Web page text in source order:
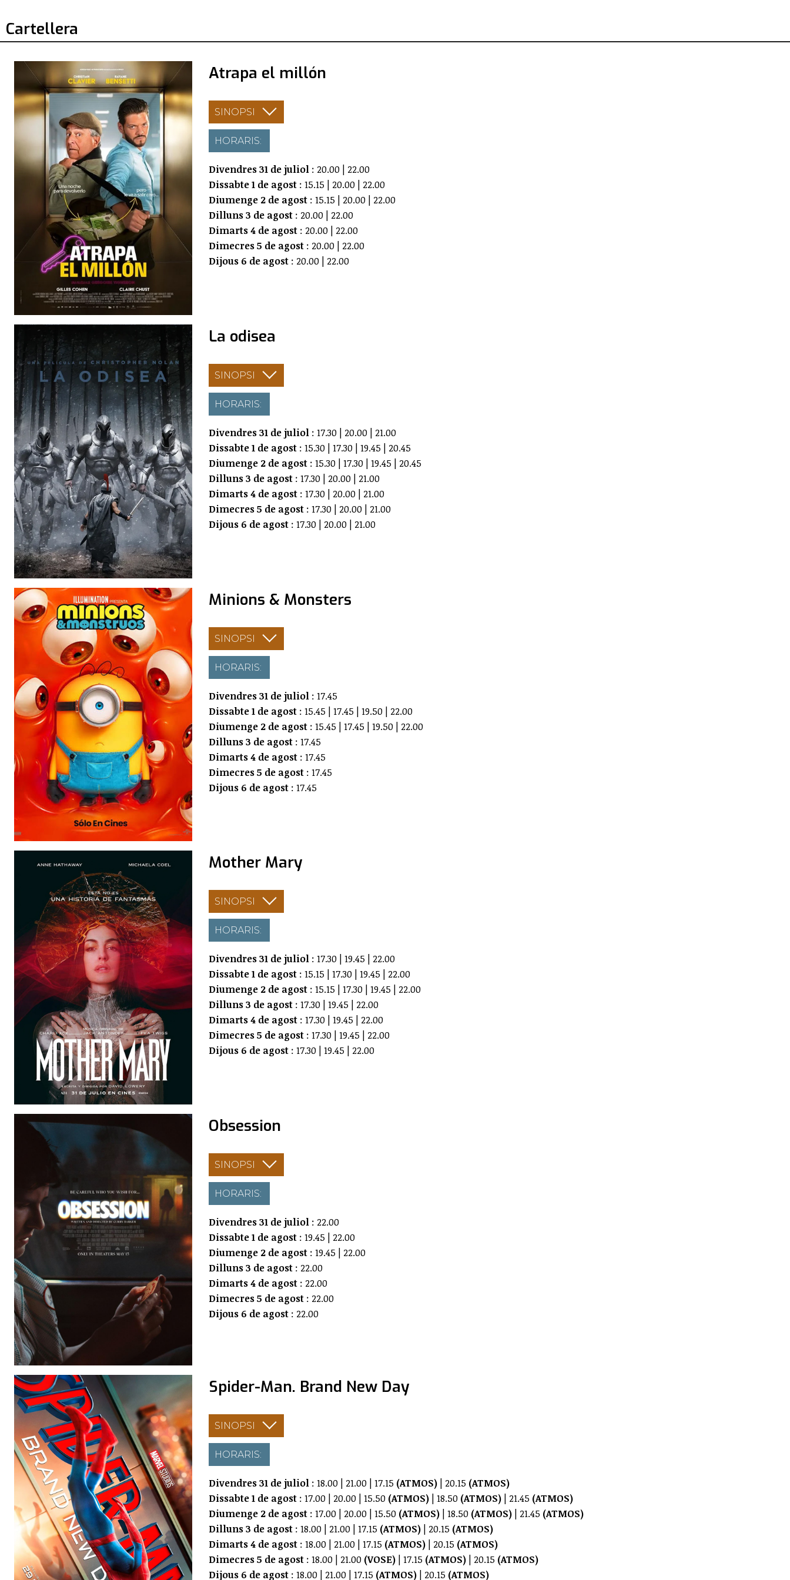
Cartellera
Atrapa el millón
SINOPSI
HORARIS:
Divendres 31 de juliol : 20.00 | 22.00
Dissabte 1 de agost : 15.15 | 20.00 | 22.00
Diumenge 2 de agost : 15.15 | 20.00 | 22.00
Dilluns 3 de agost : 20.00 | 22.00
Dimarts 4 de agost : 20.00 | 22.00
Dimecres 5 de agost : 20.00 | 22.00
Dijous 6 de agost : 20.00 | 22.00
La odisea
SINOPSI
HORARIS:
Divendres 31 de juliol : 17.30 | 20.00 | 21.00
Dissabte 1 de agost : 15.30 | 17.30 | 19.45 | 20.45
Diumenge 2 de agost : 15.30 | 17.30 | 19.45 | 20.45
Dilluns 3 de agost : 17.30 | 20.00 | 21.00
Dimarts 4 de agost : 17.30 | 20.00 | 21.00
Dimecres 5 de agost : 17.30 | 20.00 | 21.00
Dijous 6 de agost : 17.30 | 20.00 | 21.00
Minions & Monsters
SINOPSI
HORARIS:
Divendres 31 de juliol : 17.45
Dissabte 1 de agost : 15.45 | 17.45 | 19.50 | 22.00
Diumenge 2 de agost : 15.45 | 17.45 | 19.50 | 22.00
Dilluns 3 de agost : 17.45
Dimarts 4 de agost : 17.45
Dimecres 5 de agost : 17.45
Dijous 6 de agost : 17.45
Mother Mary
SINOPSI
HORARIS:
Divendres 31 de juliol : 17.30 | 19.45 | 22.00
Dissabte 1 de agost : 15.15 | 17.30 | 19.45 | 22.00
Diumenge 2 de agost : 15.15 | 17.30 | 19.45 | 22.00
Dilluns 3 de agost : 17.30 | 19.45 | 22.00
Dimarts 4 de agost : 17.30 | 19.45 | 22.00
Dimecres 5 de agost : 17.30 | 19.45 | 22.00
Dijous 6 de agost : 17.30 | 19.45 | 22.00
Obsession
SINOPSI
HORARIS:
Divendres 31 de juliol : 22.00
Dissabte 1 de agost : 19.45 | 22.00
Diumenge 2 de agost : 19.45 | 22.00
Dilluns 3 de agost : 22.00
Dimarts 4 de agost : 22.00
Dimecres 5 de agost : 22.00
Dijous 6 de agost : 22.00
Spider-Man. Brand New Day
SINOPSI
HORARIS:
Divendres 31 de juliol : 18.00 | 21.00 | 17.15 (ATMOS) | 20.15 (ATMOS)
Dissabte 1 de agost : 17.00 | 20.00 | 15.50 (ATMOS) | 18.50 (ATMOS) | 21.45 (ATMOS)
Diumenge 2 de agost : 17.00 | 20.00 | 15.50 (ATMOS) | 18.50 (ATMOS) | 21.45 (ATMOS)
Dilluns 3 de agost : 18.00 | 21.00 | 17.15 (ATMOS) | 20.15 (ATMOS)
Dimarts 4 de agost : 18.00 | 21.00 | 17.15 (ATMOS) | 20.15 (ATMOS)
Dimecres 5 de agost : 18.00 | 21.00 (VOSE) | 17.15 (ATMOS) | 20.15 (ATMOS)
Dijous 6 de agost : 18.00 | 21.00 | 17.15 (ATMOS) | 20.15 (ATMOS)